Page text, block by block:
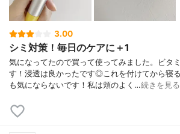
3.00
シミ対策！毎日のケアに＋1
気になってたので買って使ってみました。ビタ
す！浸透は良かったです◎これを付けてから寝
も気にならないです！私は頬のよく…続きを見る